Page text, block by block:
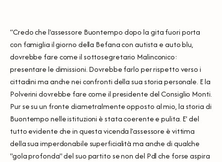
“Credo che l'assessore Buontempo dopo la gita fuori porta
con famiglia il giorno della Befana con autista e auto blu,
dovrebbe fare come il sottosegretario Malinconico:
presentare le dimissioni. Dovrebbe farlo per rispetto verso i
cittadini ma anche nei confronti della sua storia personale. E la
Polverini dovrebbe fare come il presidente del Consiglio Monti.
Pur se su un fronte diametralmente opposto al mio, la storia di
Buontempo nelle istituzioni è stata coerente e pulita. E' del
tutto evidente che in questa vicenda l’assessore è vittima
della sua imperdonabile superficialità ma anche di qualche
"gola profonda" del suo partito se non del Pdl che forse aspira